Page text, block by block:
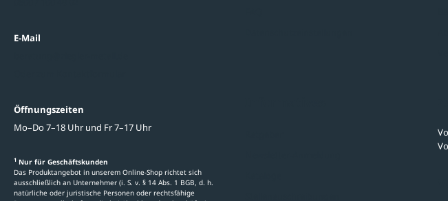
E-Mail
Öffnungszeiten
Mo–Do 7–18 Uhr und Fr 7–17 Uhr
1 Nur für Geschäftskunden
Das Produktangebot in unserem Online-Shop richtet sich
ausschließlich an Unternehmer (i. S. v. § 14 Abs. 1 BGB, d. h.
natürliche oder juristische Personen oder rechtsfähige